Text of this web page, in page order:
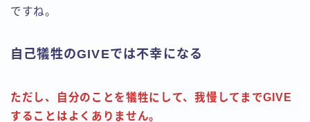
ですね。
自己犠牲のGIVEでは不幸になる
ただし、自分のことを犠牲にして、我慢してまでGIVE
することはよくありません。